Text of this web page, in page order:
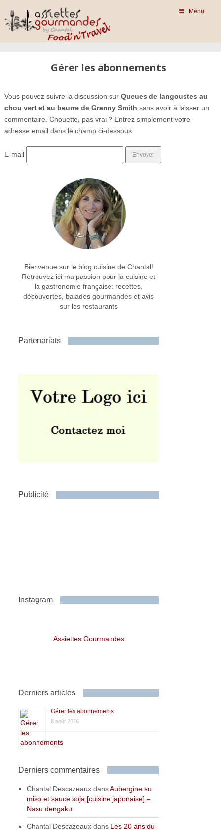
Menu
Gérer les abonnements
Vous pouvez suivre la discussion sur Queues de langoustes au
chou vert et au beurre de Granny Smith sans avoir à laisser un
commentaire. Chouette, pas vrai ? Entrez simplement votre
adresse email dans le champ ci-dessous.
E-mail
Bienvenue sur le blog cuisine de Chantal!
Retrouvez ici ma passion pour la cuisine et
la gastronomie française: recettes,
découvertes, balades gourmandes et avis
sur les restaurants
Partenariats
Publicité
Instagram
Assiettes Gourmandes
Derniers articles
Gérer les abonnements
8 août 2026
Derniers commentaires
Chantal Descazeaux dansAubergine au
miso et sauce soja [cuisine japonaise] –
Nasu dengaku
Chantal Descazeaux dans Les 20 ans du